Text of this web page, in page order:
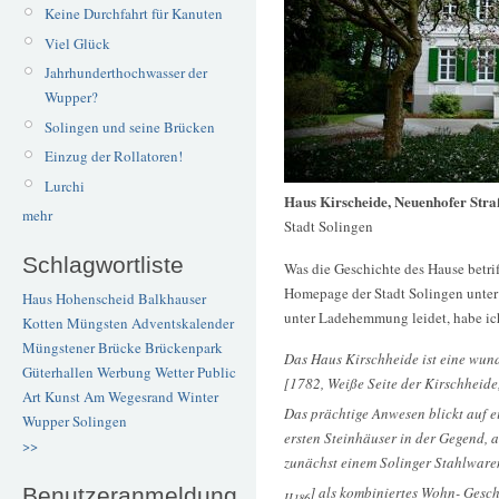
Keine Durchfahrt für Kanuten
Viel Glück
Jahrhunderthochwasser der
Wupper?
Solingen und seine Brücken
Einzug der Rollatoren!
Lurchi
mehr
Schlagwortliste
Haus Hohenscheid Balkhauser
Kotten Müngsten Adventskalender
Müngstener BrückeBrückenpark
Güterhallen Werbung WetterPublic
ArtKunstAm Wegesrand Winter
WupperSolingen
>>
Haus Kirscheide, Neuenhofer
Stadt Solingen
Was die Geschichte des Hause
Homepage der Stadt Solingen
unter Ladehemmung leidet, habe
Das Haus Kirschheide ist eine
[1782, Weiße Seite der
Das prächtige Anwesen blickt auf
ersten Steinhäuser in der Gegend,
zunächst einem Solinger
] als kombiniertes Wohn-